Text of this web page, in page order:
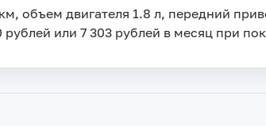
объем двигателя 1.8 л, передний
или 7 303 рублей в месяц при